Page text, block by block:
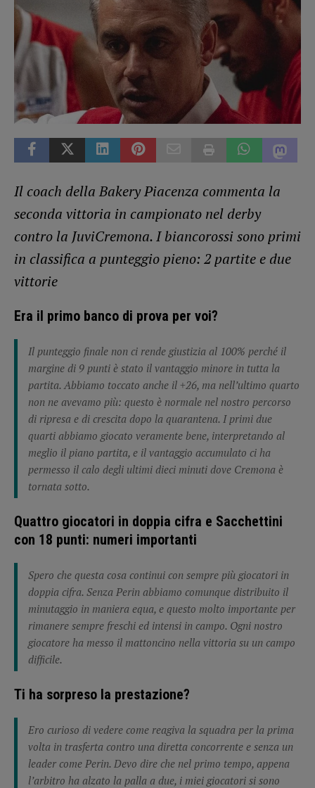
Il coach della Bakery Piacenza commenta la
seconda vittoria in campionato nel derby
contro la JuviCremona. I biancorossi sono primi
in classifica a punteggio pieno: 2 partite e due
vittorie
Era il primo banco di prova per voi?
Il punteggio finale non ci rende giustizia al 100% perché il
margine di 9 punti è stato il vantaggio minore in tutta la
partita. Abbiamo toccato anche il +26, ma nell’ultimo quarto
non ne avevamo più: questo è normale nel nostro percorso
di ripresa e di crescita dopo la quarantena. I primi due
quarti abbiamo giocato veramente bene, interpretando al
meglio il piano partita, e il vantaggio accumulato ci ha
permesso il calo degli ultimi dieci minuti dove Cremona è
tornata sotto.
Quattro giocatori in doppia cifra e Sacchettini
con 18 punti: numeri importanti
Spero che questa cosa continui con sempre più giocatori in
doppia cifra. Senza Perin abbiamo comunque distribuito il
minutaggio in maniera equa, e questo molto importante per
rimanere sempre freschi ed intensi in campo. Ogni nostro
giocatore ha messo il mattoncino nella vittoria su un campo
difficile.
Ti ha sorpreso la prestazione?
Ero curioso di vedere come reagiva la squadra per la prima
volta in trasferta contro una diretta concorrente e senza un
leader come Perin. Devo dire che nel primo tempo, appena
l’arbitro ha alzato la palla a due, i miei giocatori si sono